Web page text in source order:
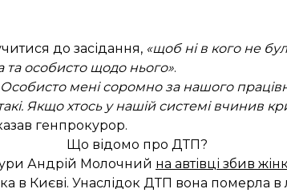
до засідання, «щоб ні в кого не
та особисто щодо нього».
мені соромно за нашого
Якщо хтось у нашій системі вчинив
генпрокурор.
Що відомо про ДТП?
Андрій Молочний на автівці збив
в Києві. Унаслідок ДТП вона померла в